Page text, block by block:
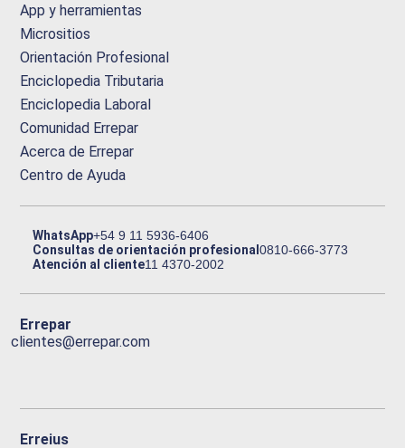
App y herramientas
Micrositios
Orientación Profesional
Enciclopedia Tributaria
Enciclopedia Laboral
Comunidad Errepar
Acerca de Errepar
Centro de Ayuda
WhatsApp+54 9 11 5936-6406
Consultas de orientación profesional0810-666-3773
Atención al cliente11 4370-2002
Errepar
clientes@errepar.com
Erreius